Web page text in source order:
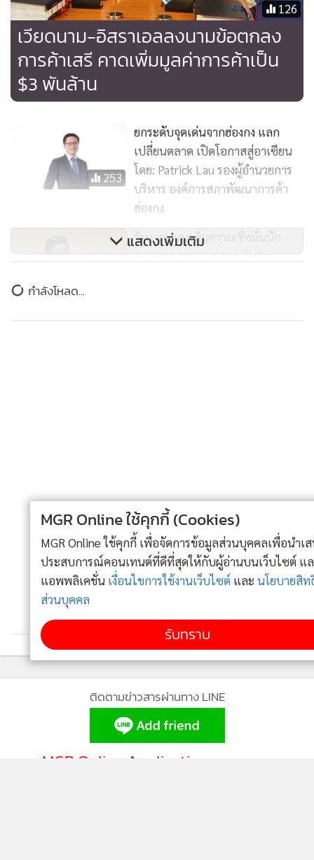
126
เวียดนาม-อิสราเอลลงนามข้อตกลง
การค้าเสรี คาดเพิ่มมูลค่าการค้าเป็น
$3 พันล้าน
253
ยกระดับจุดเด่นจากฮ่องกง แลก
เปลี่ยนตลาด เปิดโอกาสสู่อาเซียน​
โดย: Patrick Lau รองผู้อำนวยการ
บริหาร องค์การสภาพัฒนาการค้า
ฮ่องกง
รัฐบาลหนุนเพิ่มความเชื่อมั่นนัก
ลงทุนต่างประเทศ คาด ผู้ผลิต
สนค.ชวนร่วมสัมมนา “Decoupling
แสดงเพิ่มเติม
ข่าวในหมวดล่าสุด
ข่าวอื่นในหมวด
MGR Online ใช้คุกกี้ (Cookies)
MGR Online ใช้คุกกี้ เพื่อจัดการข้อมูลส่วนบุคคลเพื่อนำเสนอ
ประสบการณ์คอนเทนต์ที่ดีที่สุดให้กับผู้อ่านบนเว็บไซต์ และ
แอพพลิเคชั่นเงื่อนไขการใช้งานเว็บไซต์และนโยบายสิทธิ
ส่วนบุคคล
รับทราบ